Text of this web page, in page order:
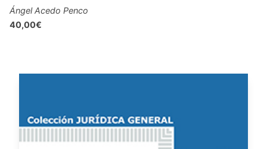
Ángel Acedo Penco
40,00€